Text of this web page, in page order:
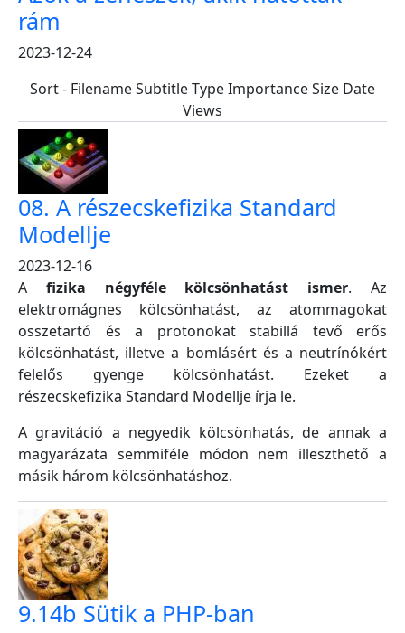
rám
2023-12-24
Sort - Filename Subtitle Type Importance Size Date
Views
08. A részecskefizika Standard
Modellje
2023-12-16
A fizika négyféle kölcsönhatást ismer. Az
elektromágnes kölcsönhatást, az atommagokat
összetartó és a protonokat stabillá tevő erős
kölcsönhatást, illetve a bomlásért és a neutrínókért
felelős gyenge kölcsönhatást. Ezeket a
részecskefizika Standard Modellje írja le.
A gravitáció a negyedik kölcsönhatás, de annak a
magyarázata semmiféle módon nem illeszthető a
másik három kölcsönhatáshoz.
9.14b Sütik a PHP-ban